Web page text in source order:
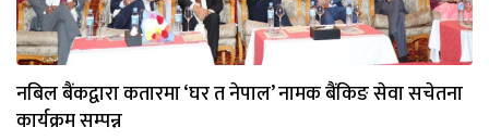
नबिल बैंकद्वारा कतारमा ‘घर त नेपाल’ नामक बैंकिङ सेवा सचेतना
कार्यक्रम सम्पन्न